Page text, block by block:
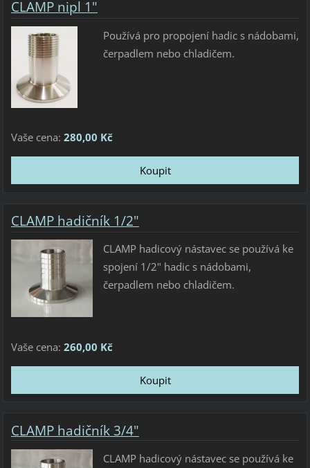
CLAMP nipl 1"
Používá pro propojení hadic s nádobami,
čerpadlem nebo chladičem.
Vaše cena: 280,00 Kč
CLAMP hadičník 1/2"
CLAMP hadicový nástavec se používá ke
spojení 1/2" hadic s nádobami,
čerpadlem nebo chladičem.
Vaše cena: 260,00 Kč
CLAMP hadičník 3/4"
CLAMP hadicový nástavec se používá ke